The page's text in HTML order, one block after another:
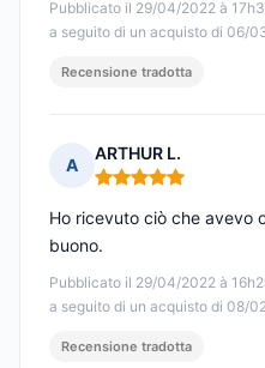
Pubblicato il 29/04/2022 à
a seguito di un acquisto di 06/
Recensione tradotta
A
ARTHUR L.
Nota: 5 su 5
Pubblicato il 29/04/2022 à
a seguito di un acquisto di 08/
Ho ricevuto ciò che avevo
buono.
Recensione tradotta